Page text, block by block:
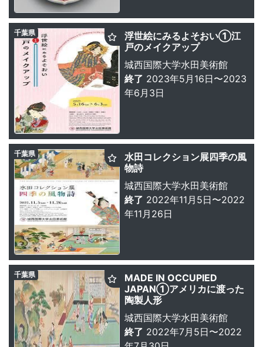
浮世絵にみるよそおい①江
戸のメイクアップ
城西国際大学水田美術館
終了 2023年5月16日〜2023
年6月3日
千葉県
水田コレクション展四季の風
物詩
城西国際大学水田美術館
終了 2022年11月5日〜2022
年11月26日
千葉県
MADE IN OCCUPIED
JAPAN①アメリカに渡った
陶製人形
城西国際大学水田美術館
終了 2022年7月5日〜2022
千葉県